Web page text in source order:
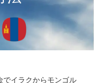
でイラクからモンゴル